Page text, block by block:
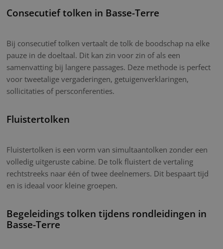
Consecutief tolken in Basse-Terre
Bij consecutief tolken vertaalt de tolk de boodschap na elke
pauze in de doeltaal. Dit kan zin voor zin of als een
samenvatting bij langere passages. Deze methode is perfect
voor tweetalige vergaderingen, getuigenverklaringen,
sollicitaties of persconferenties.
Fluistertolken
Fluistertolken is een vorm van simultaantolken zonder een
volledig uitgeruste cabine. De tolk fluistert de vertaling
rechtstreeks naar één of twee deelnemers. Dit bespaart tijd
en is ideaal voor kleine groepen.
Begeleidings tolken tijdens rondleidingen in
Basse-Terre